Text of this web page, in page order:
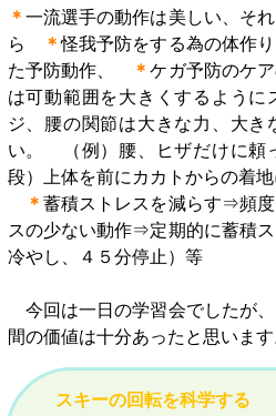
＊ 一流選手の動作は美しい、そ
ら
＊怪我予防をする為の体作
た予防動作、
＊ケガ予防の
は可動範囲を大きくするよう
ジ、腰の関節は大きな力、大き
い。 （例）腰、ヒザだけに頼
段）上体を前にカカトからの着
＊ 蓄積ストレスを減らす⇒頻
スの少ない動作⇒定期的に蓄積
冷やし、４５分停止）等
今回は一日の学習会でしたが
間の価値は十分あったと思います
スキーの回転を科学す